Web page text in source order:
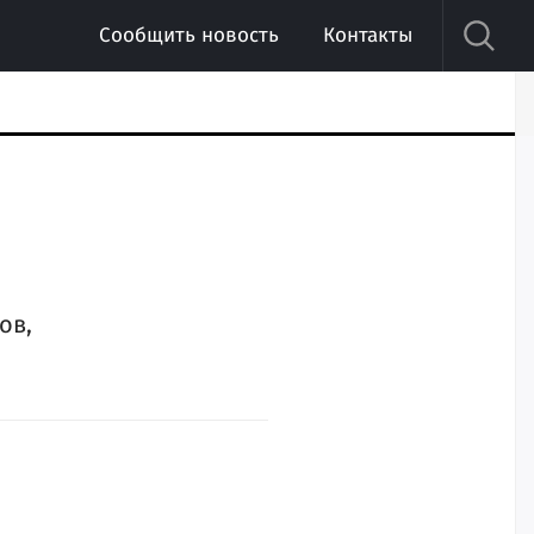
Сообщить новость Контакты